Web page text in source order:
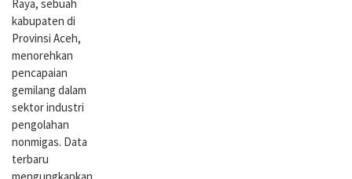
Raya, sebuah
kabupaten di
Provinsi Aceh,
menorehkan
pencapaian
gemilang dalam
sektor industri
pengolahan
nonmigas. Data
terbaru